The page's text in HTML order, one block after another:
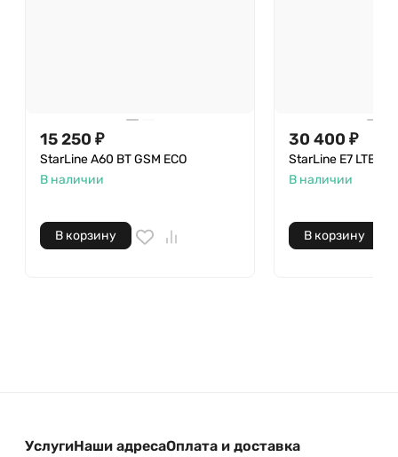
15 250 ₽
StarLine A60 BT GSM ECO
В наличии
В корзину
30 400 ₽
StarLine E7 LTE
В наличии
В корзину
УслугиНаши адресаОплата и доставка